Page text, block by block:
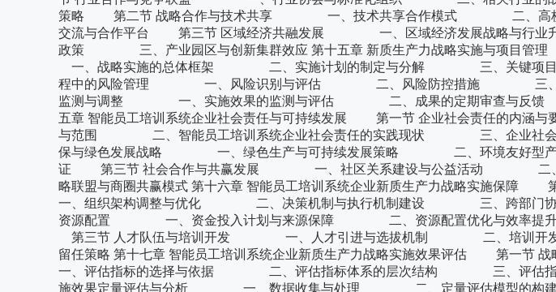
策略 第二节 战略合作与技术共享 一、技术共享合作模式 二、高
交流与合作平台 第三节 区域经济共融发展 一、区域经济发展战略与行
政策 三、产业园区与创新集群效应 第十五章 新质生产力战略实施与项目
一、战略实施的总体框架 二、实施计划的制定与分解 三、关键项目
程中的风险管理 一、风险识别与评估 二、风险防控措施 三、风
监测与调整 一、实施效果的监测与评估 二、成果的定期审查与反馈
五章 智能员工培训系统企业社会责任与可持续发展 第一节 企业社会责任的内
与范围 二、智能员工培训系统企业社会责任的实践现状 三、企业社会
保与绿色发展战略 一、绿色生产与可持续发展策略 二、环境友好型
证 第三节 社会合作与共赢发展 一、社区关系建设与公益活动 二
略联盟与商圈共赢模式 第十六章 智能员工培训系统企业新质生产力战略实施
一、组织架构调整与优化 二、决策机制与执行机制建设 三、跨部门协
资源配置 一、资金投入计划与来源保障 二、资源配置优化与效率
第三节 人才队伍与培训开发 一、人才引进与选拔机制 二、培训
留任策略 第十七章 智能员工培训系统企业新质生产力战略实施效果评估 第一
一、评估指标的选择与依据 二、评估指标体系的层次结构 三、评估指
施效果定量评估与分析 一、数据收集与处理 二、定量评估模型的构